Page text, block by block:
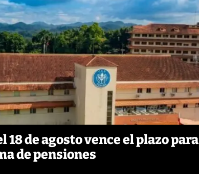
18 de agosto vence el plazo para
de pensiones